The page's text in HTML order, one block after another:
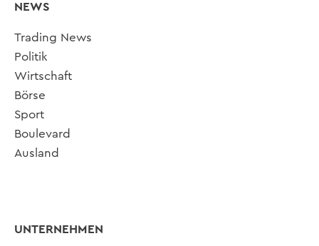
NEWS
Trading News
Politik
Wirtschaft
Börse
Sport
Boulevard
Ausland
UNTERNEHMEN